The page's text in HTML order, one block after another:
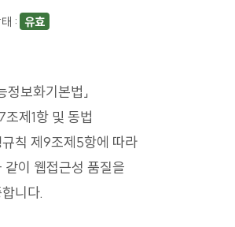
: 유효
정보화기본법」
제1항 및 동법
칙 제9조제5항에 따라
같이 웹접근성 품질을
니다.